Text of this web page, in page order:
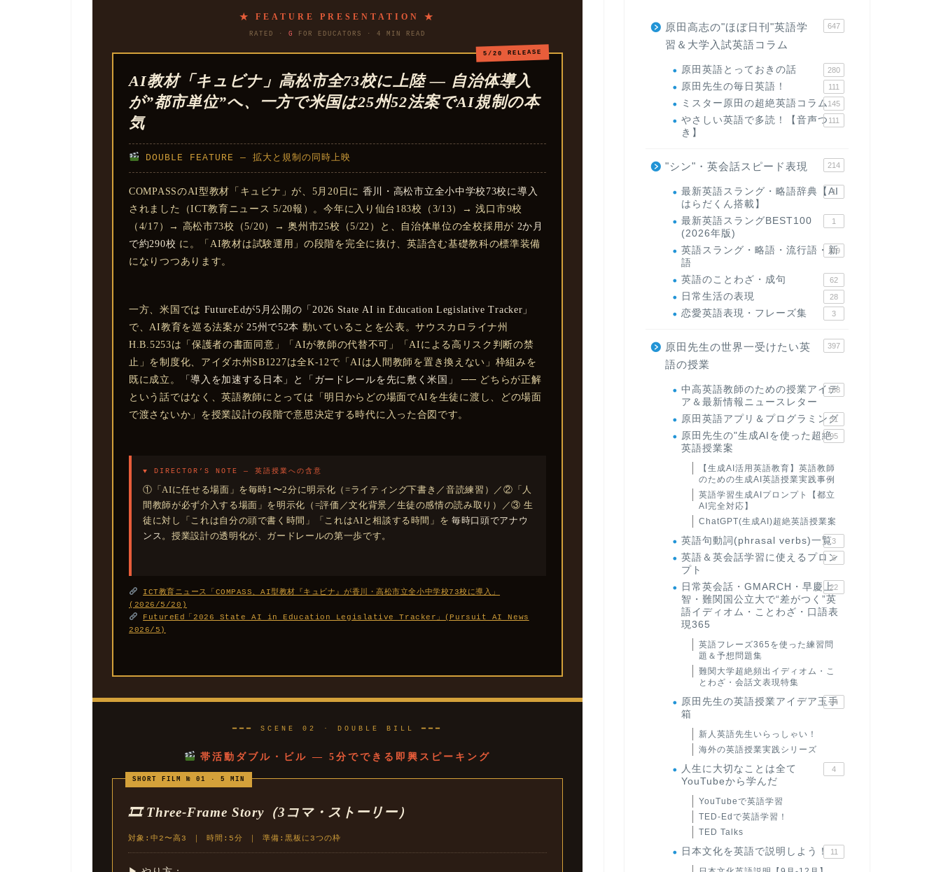
★ FEATURE PRESENTATION ★
RATED · G FOR EDUCATORS · 4 MIN READ
5/20 RELEASE
AI教材「キュビナ」高松市全73校に上陸 — 自治体導入
が”都市単位”へ、一方で米国は25州52法案でAI規制の本
気
DOUBLE FEATURE — 拡大と規制の同時上映
COMPASSのAI型教材「キュビナ」が、5月20日に 香川・高松市立全小中学校73校に導入
されました（ICT教育ニュース 5/20報）。今年に入り仙台183校（3/13）→ 浅口市9校
（4/17）→ 高松市73校（5/20）→ 奥州市25校（5/22）と、自治体単位の全校採用が 2か月
で約290校 に。「AI教材は試験運用」の段階を完全に抜け、英語含む基礎教科の標準装備
になりつつあります。
一方、米国では FutureEdが5月公開の「2026 State AI in Education Legislative Tracker」
で、AI教育を巡る法案が25州で52本 動いていることを公表。サウスカロライナ州
H.B.5253は「保護者の書面同意」「AIが教師の代替不可」「AIによる高リスク判断の禁
止」を制度化、アイダホ州SB1227は全K-12で「AIは人間教師を置き換えない」枠組みを
既に成立。
「導入を加速する日本」と「ガードレールを先に敷く米国」
── どちらが正解
という話ではなく、英語教師にとっては「明日からどの場面でAIを生徒に渡し、どの場面
で渡さないか」を授業設計の段階で意思決定する時代に入った合図です。
▼ DIRECTOR’S NOTE — 英語授業への含意
①「AIに任せる場面」を毎時1〜2分に明示化（=ライティング下書き／音読練習）／②「人
間教師が必ず介入する場面」を明示化（=評価／文化背景／生徒の感情の読み取り）／③ 生
徒に対し「これは自分の頭で書く時間」「これはAIと相談する時間」を毎時口頭でアナウ
ンス。授業設計の透明化が、ガードレールの第一歩です。
ICT教育ニュース「COMPASS、AI型教材『キュビナ』が香川・高松市立全小中学校73校に導入」
(2026/5/20)
FutureEd「2026 State AI in Education Legislative Tracker」(Pursuit AI News
2026/5)
━━━ SCENE 02 · DOUBLE BILL ━━━
帯活動ダブル・ビル — 5分でできる即興スピーキング
SHORT FILM № 01 · 5 MIN
🎞 Three-Frame Story（3コマ・ストーリー）
対象:中2〜高3 ｜ 時間:5分 ｜ 準備:黒板に3つの枠
原田高志の"ほぼ日刊"英語学
習＆大学入試英語コラム
647
原田英語とっておきの話 280
原田先生の毎日英語！ 111
ミスター原田の超絶英語コラム145
やさしい英語で多読！【音声つ
き】
111
"シン"・英会話スピード表現 214
最新英語スラング・略語辞典【AI
はらだくん搭載】
1
最新英語スラングBEST100
(2026年版)
1
英語スラング・略語・流行語・新
語
119
英語のことわざ・成句 62
日常生活の表現 28
恋愛英語表現・フレーズ集 3
原田先生の世界一受けたい英
語の授業
397
中高英語教師のための授業アイデ
ア＆最新情報ニュースレター
168
原田英語アプリ＆プログラミング
31
原田先生の"生成AIを使った超絶
英語授業案
95
【生成AI活用英語教育】英語教師
のための生成AI英語授業実践事例
英語学習生成AIプロンプト【都立
AI完全対応】
ChatGPT(生成AI)超絶英語授業案
英語句動詞(phrasal verbs)一覧3
英語＆英会話学習に使えるプロン
プト
6
日常英会話・GMARCH・早慶上
智・難関国公立大で“差がつく”英
語イディオム・ことわざ・口語表
現365
22
英語フレーズ365を使った練習問
題＆予想問題集
難関大学超絶頻出イディオム・こ
とわざ・会話文表現特集
原田先生の英語授業アイデア玉手
箱
24
新人英語先生いらっしゃい！
海外の英語授業実践シリーズ
人生に大切なことは全て
YouTubeから学んだ
4
YouTubeで英語学習
TED-Edで英語学習！
TED Talks
日本文化を英語で説明しよう！ 11